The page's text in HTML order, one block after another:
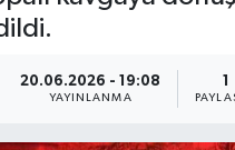
20.06.2026 - 19:08
YAYINLANMA
1